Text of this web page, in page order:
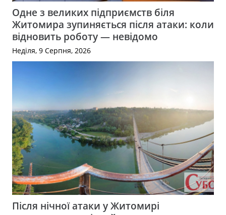
Одне з великих підприємств біля
Житомира зупиняється після атаки: коли
відновить роботу — невідомо
Неділя, 9 Серпня, 2026
Після нічної атаки у Житомирі